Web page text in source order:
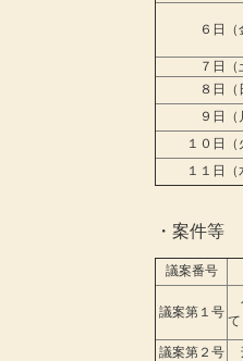
６日（
７日（
８日（
９日（
１０日（
１１日（
・案件等
議案番号
議案第１号
て
議案第２号